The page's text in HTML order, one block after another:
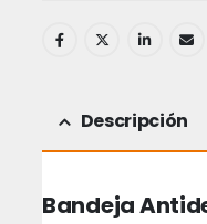
Descripción
Bandeja